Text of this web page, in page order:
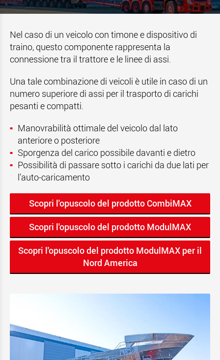
Nel caso di un veicolo con timone e dispositivo di
traino, questo componente rappresenta la
connessione tra il trattore e le linee di assi.
Una tale combinazione di veicoli è utile in caso di un
numero superiore di assi per il trasporto di carichi
pesanti e compatti.
Manovrabilità ottimale del veicolo dal lato
anteriore o posteriore
Sporgenza del carico possibile davanti e dietro
Possibilità di passare sotto i carichi da due lati per
l’auto-caricamento
Scopri l'opuscolo del prodotto CombiMAX
Scopri l'opuscolo del prodotto ModulMAX
Scopri l'opuscolo del prodotto ModulMAX per il
Nord America